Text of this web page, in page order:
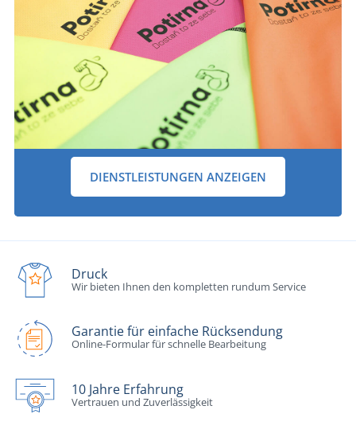
DIENSTLEISTUNGEN ANZEIGEN
Druck
Wir bieten Ihnen den kompletten rundum Service
Garantie für einfache Rücksendung
Online-Formular für schnelle Bearbeitung
10 Jahre Erfahrung
Vertrauen und Zuverlässigkeit